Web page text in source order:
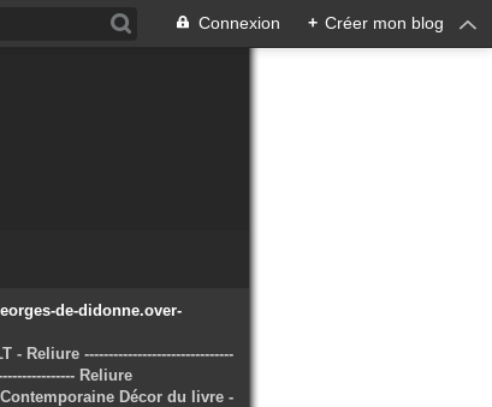
Connexion + Créer mon blog
- Reliure -------------------------------
Reliure
Décor du livre -